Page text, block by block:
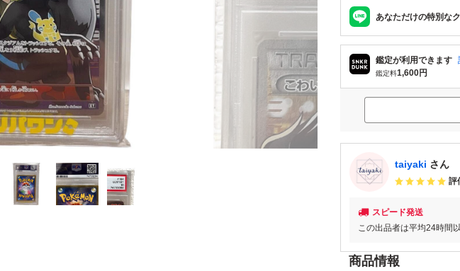
あなただけの特別な
鑑定が利用できます
鑑定料1,600円
taiyaki さん
評
スピード発送
この出品者は平均24時間
商品情報